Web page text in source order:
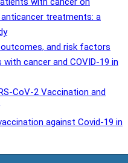
treatments: a
and risk factors
cancer and COVID-19 in
CoV-2 Vaccination and
against Covid-19 in